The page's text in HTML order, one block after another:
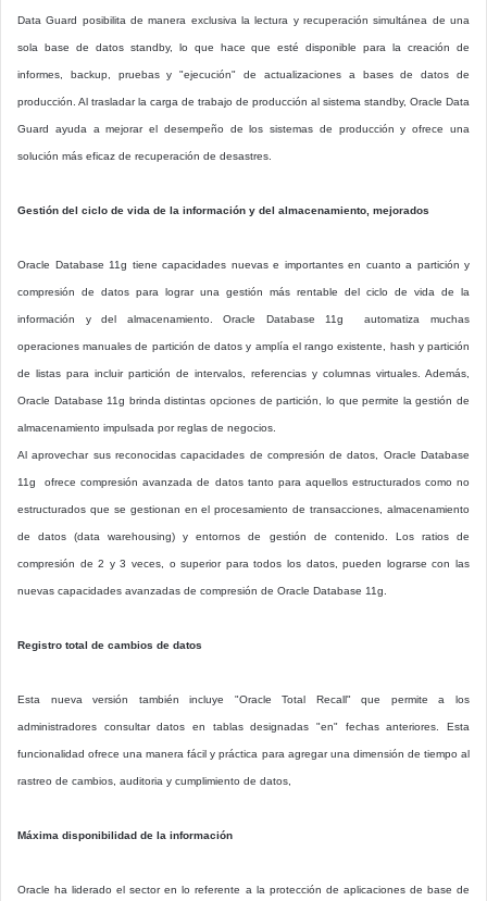
Data Guard posibilita de manera exclusiva la lectura y recuperación simultánea de una
sola base de datos standby, lo que hace que esté disponible para la creación de
informes, backup, pruebas y "ejecución" de actualizaciones a bases de datos de
producción. Al trasladar la carga de trabajo de producción al sistema standby, Oracle Data
Guard ayuda a mejorar el desempeño de los sistemas de producción y ofrece una
solución más eficaz de recuperación de desastres.
Gestión del ciclo de vida de la información y del almacenamiento, mejorados
Oracle Database 11g tiene capacidades nuevas e importantes en cuanto a partición y
compresión de datos para lograr una gestión más rentable del ciclo de vida de la
información y del almacenamiento. Oracle Database 11g automatiza muchas
operaciones manuales de partición de datos y amplía el rango existente, hash y partición
de listas para incluir partición de intervalos, referencias y columnas virtuales. Además,
Oracle Database 11g brinda distintas opciones de partición, lo que permite la gestión de
almacenamiento impulsada por reglas de negocios.
Al aprovechar sus reconocidas capacidades de compresión de datos, Oracle Database
11g ofrece compresión avanzada de datos tanto para aquellos estructurados como no
estructurados que se gestionan en el procesamiento de transacciones, almacenamiento
de datos (data warehousing) y entornos de gestión de contenido. Los ratios de
compresión de 2 y 3 veces, o superior para todos los datos, pueden lograrse con las
nuevas capacidades avanzadas de compresión de Oracle Database 11g.
Registro total de cambios de datos
Esta nueva versión también incluye "Oracle Total Recall" que permite a los
administradores consultar datos en tablas designadas "en" fechas anteriores. Esta
funcionalidad ofrece una manera fácil y práctica para agregar una dimensión de tiempo al
rastreo de cambios, auditoria y cumplimiento de datos,
Máxima disponibilidad de la información
Oracle ha liderado el sector en lo referente a la protección de aplicaciones de base de